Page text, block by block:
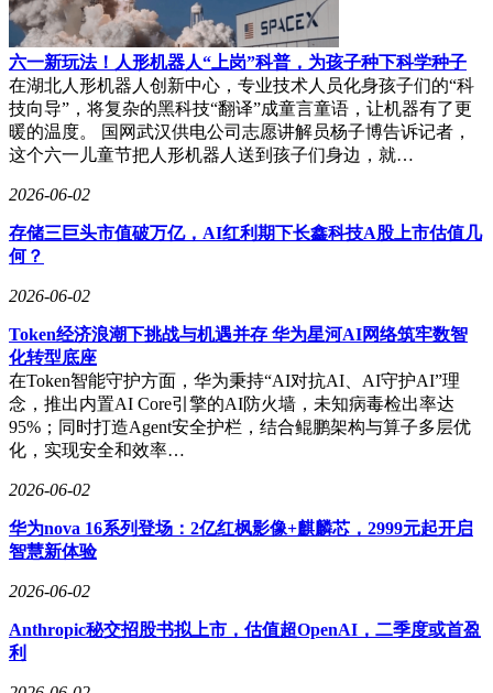
六一新玩法！人形机器人“上岗”科普，为孩子种下科学种子
在湖北人形机器人创新中心，专业技术人员化身孩子们的“科
技向导”，将复杂的黑科技“翻译”成童言童语，让机器有了更
暖的温度。 国网武汉供电公司志愿讲解员杨子博告诉记者，
这个六一儿童节把人形机器人送到孩子们身边，就…
2026-06-02
存储三巨头市值破万亿，AI红利期下长鑫科技A股上市估值几
何？
2026-06-02
Token经济浪潮下挑战与机遇并存 华为星河AI网络筑牢数智
化转型底座
在Token智能守护方面，华为秉持“AI对抗AI、AI守护AI”理
念，推出内置AI Core引擎的AI防火墙，未知病毒检出率达
95%；同时打造Agent安全护栏，结合鲲鹏架构与算子多层优
化，实现安全和效率…
2026-06-02
华为nova 16系列登场：2亿红枫影像+麒麟芯，2999元起开启
智慧新体验
2026-06-02
Anthropic秘交招股书拟上市，估值超OpenAI，二季度或首盈
利